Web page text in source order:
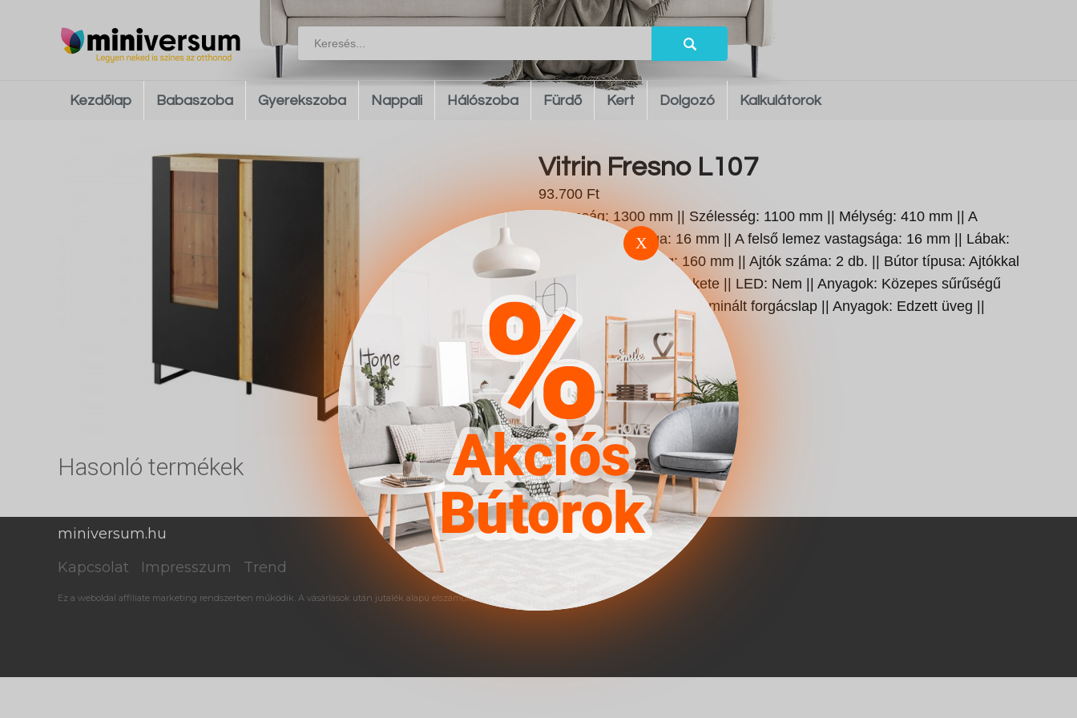
Kezdőlap Babaszoba Gyerekszoba Nappali Hálószoba Fürdő Kert Dolgozó Kalkulátorok
Vitrin Fresno L107
93.700 Ft
Magasság: 1300 mm || Szélesség: 1100 mm || Mélység: 410 mm || A
burkolat vastagsága: 16 mm || A felső lemez vastagsága: 16 mm || Lábak:
Fém || Lábmagasság: 160 mm || Ajtók száma: 2 db. || Bútor típusa: Ajtókkal
|| Szín: Tölgy || Szín: Fekete || LED: Nem || Anyagok: Közepes sűrűségű
farostlemez || Anyagok: Laminált forgácslap || Anyagok: Edzett üveg ||
Kiegészítő anyag: ABS
Hasonló termékek
miniversum.hu
Kapcsolat
Impresszum Trend
Ez a weboldal affiliate marketing rendszerben működik. A vásárlások után jutalék alapú elszámolás történik.
X